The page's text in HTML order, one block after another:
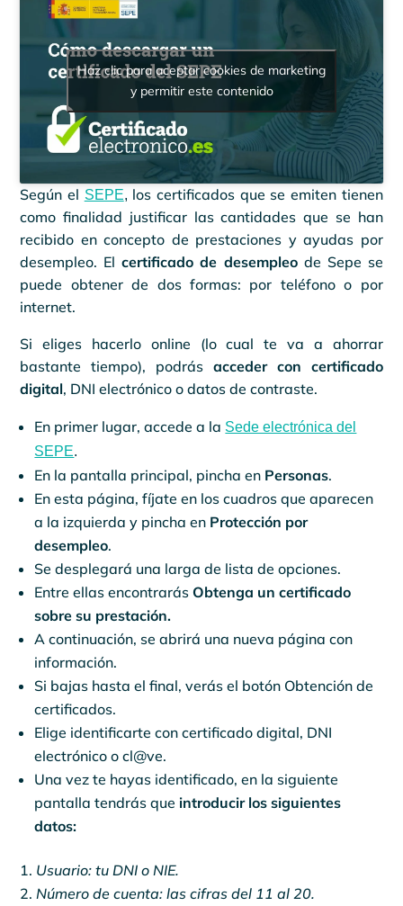
Haz clic para aceptar cookies de marketing
y permitir este contenido
Según el SEPE, los certificados que se emiten tienen
como finalidad justificar las cantidades que se han
recibido en concepto de prestaciones y ayudas por
desempleo. Elcertificado de desempleode Sepe se
puede obtener de dos formas: por teléfono o por
internet.
Si eliges hacerlo online (lo cual te va a ahorrar
bastante tiempo), podrás acceder con certificado
digital, DNI electrónico o datos de contraste.
En primer lugar, accede a la Sede electrónica del
SEPE.
En la pantalla principal, pincha en Personas.
En esta página, fíjate en los cuadros que aparecen
a la izquierda y pincha en Protección por
desempleo.
Se desplegará una larga de lista de opciones.
Entre ellas encontrarásObtenga un certificado
sobre su prestación.
A continuación, se abrirá una nueva página con
información.
Si bajas hasta el final, verás el botón Obtención de
certificados.
Elige identificarte con certificado digital, DNI
electrónico o cl@ve.
Una vez te hayas identificado, en la siguiente
pantalla tendrás que introducir los siguientes
datos:
Usuario: tu DNI o NIE.
Número de cuenta: las cifras del 11 al 20.